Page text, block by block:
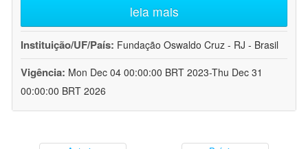
leia mais
Instituição/UF/País: Fundação Oswaldo Cruz - RJ - Brasil
Vigência: Mon Dec 04 00:00:00 BRT 2023-Thu Dec 31
00:00:00 BRT 2026